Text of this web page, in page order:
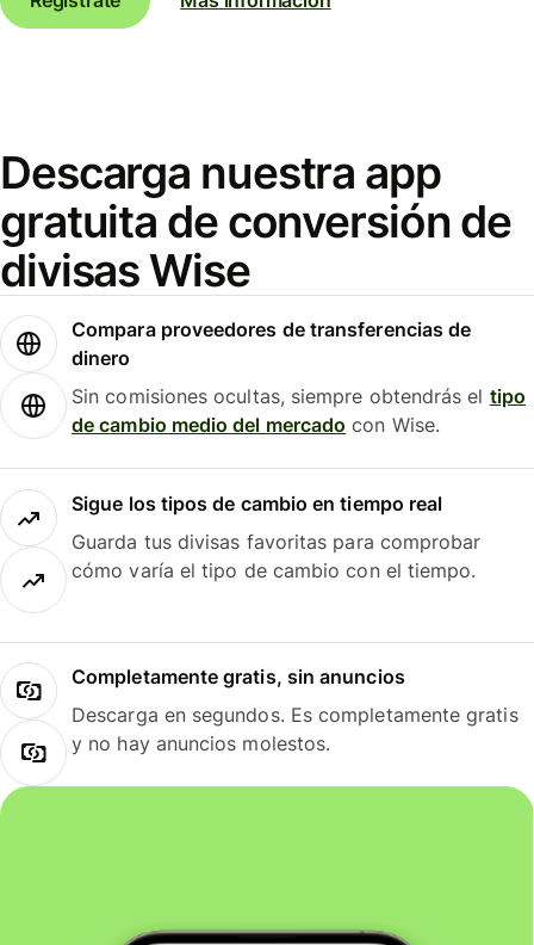
Descarga nuestra app
gratuita de conversión de
divisas Wise
Compara proveedores de transferencias de
dinero
Sin comisiones ocultas, siempre obtendrás el tipo
de cambio medio del mercado con Wise.
Sigue los tipos de cambio en tiempo real
Guarda tus divisas favoritas para comprobar
cómo varía el tipo de cambio con el tiempo.
Completamente gratis, sin anuncios
Descarga en segundos. Es completamente gratis
y no hay anuncios molestos.